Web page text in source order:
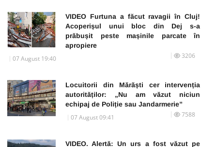
VIDEO Furtuna a făcut ravagii în Cluj!
Acoperișul unui bloc din Dej s-a
prăbușit peste mașinile parcate în
apropiere
07 August 19:40 3206
Locuitorii din Mărăști cer intervenția
autorităților: „Nu am văzut niciun
echipaj de Poliție sau Jandarmerie”
07 August 09:41 7588
VIDEO. Alertă: Un urs a fost văzut pe